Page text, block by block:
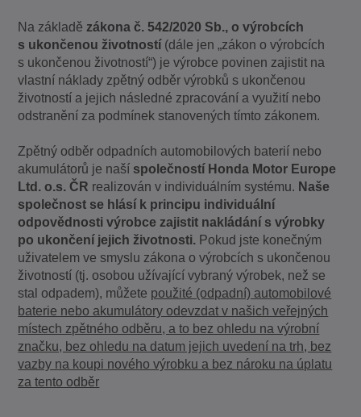
Na základězákona č. 542/2020 Sb., o výrobcích
s ukončenou životností (dále jen „zákon o výrobcích
s ukončenou životností“) je výrobce povinen zajistit na
vlastní náklady zpětný odběr výrobků s ukončenou
životností a jejich následné zpracování a využití nebo
odstranění za podmínek stanovených tímto zákonem.
Zpětný odběr odpadních automobilových baterií nebo
akumulátorů je naší společností Honda Motor Europe
Ltd. o.s. ČR realizován v individuálním systému. Naše
společnost se hlásí k principu individuální
odpovědnosti výrobce zajistit nakládání s výrobky
po ukončení jejich životnosti. Pokud jste konečným
uživatelem ve smyslu zákona o výrobcích s ukončenou
životností (tj. osobou užívající vybraný výrobek, než se
stal odpadem), můžete použité (odpadní) automobilové
baterie nebo akumulátory odevzdat v našich veřejných
místech zpětného odběru, a to bez ohledu na výrobní
značku, bez ohledu na datum jejich uvedení na trh, bez
vazby na koupi nového výrobku a bez nároku na úplatu
za tento odběr